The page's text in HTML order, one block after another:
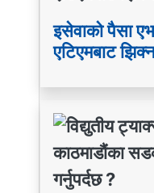
इसेवाको पैसा
एटिएमबाट